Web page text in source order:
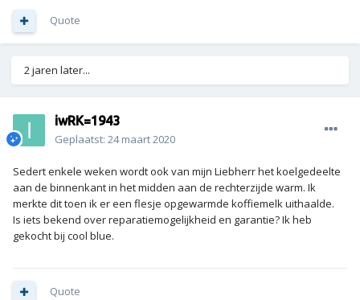
Quote
2 jaren later...
iwRK=1943
Geplaatst: 24 maart 2020
Sedert enkele weken wordt ook van mijn Liebherr het koelgedeelte
aan de binnenkant in het midden aan de rechterzijde warm. Ik
merkte dit toen ik er een flesje opgewarmde koffiemelk uithaalde.
Is iets bekend over reparatiemogelijkheid en garantie? Ik heb
gekocht bij cool blue.
Quote